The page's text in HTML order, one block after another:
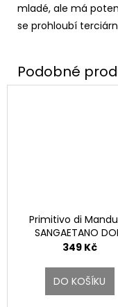
mladé, ale má
se prohloubí
Primitivo di
SANGAETANO
349 Kč
DO KOŠÍKU